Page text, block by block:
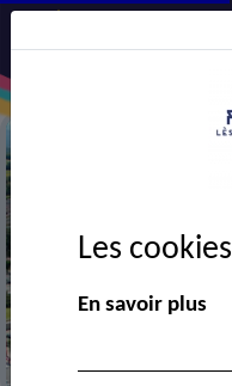
Les
En savoir plus